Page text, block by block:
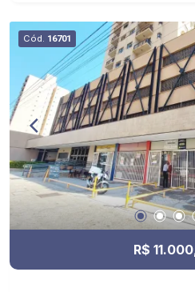
Cód. 16701
R$